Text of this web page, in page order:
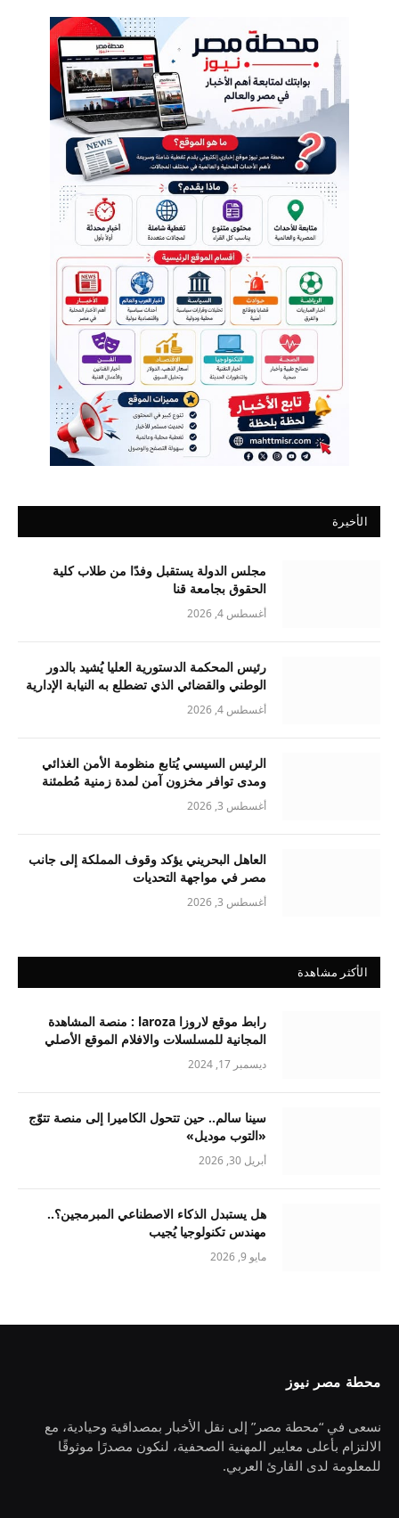
الأخيرة
مجلس الدولة يستقبل وفدًا من طلاب كلية
الحقوق بجامعة قنا
أغسطس 4, 2026
رئيس المحكمة الدستورية العليا يُشيد بالدور
الوطني والقضائي الذي تضطلع به النيابة الإدارية
أغسطس 4, 2026
الرئيس السيسي يُتابع منظومة الأمن الغذائي
ومدى توافر مخزون آمن لمدة زمنية مُطمئنة
أغسطس 3, 2026
العاهل البحريني يؤكد وقوف المملكة إلى جانب
مصر في مواجهة التحديات
أغسطس 3, 2026
الأكثر مشاهدة
رابط موقع لاروزا laroza : منصة المشاهدة
المجانية للمسلسلات والافلام الموقع الأصلي
ديسمبر 17, 2024
سينا سالم.. حين تتحول الكاميرا إلى منصة تتوّج
«التوب موديل»
أبريل 30, 2026
هل يستبدل الذكاء الاصطناعي المبرمجين؟..
مهندس تكنولوجيا يُجيب
مايو 9, 2026
محطة مصر نيوز
نسعى في “محطة مصر” إلى نقل الأخبار بمصداقية وحيادية، مع
الالتزام بأعلى معايير المهنية الصحفية، لنكون مصدرًا موثوقًا
للمعلومة لدى القارئ العربي.